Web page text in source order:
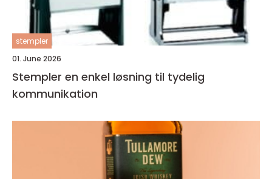
stempler
01. June 2026
Stempler en enkel løsning til tydelig
kommunikation